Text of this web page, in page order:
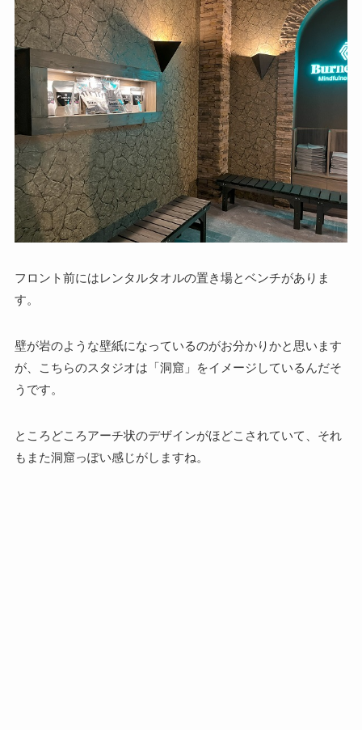
フロント前にはレンタルタオルの置き場とベンチがありま
す。
壁が岩のような壁紙になっているのがお分かりかと思います
が、こちらのスタジオは「洞窟」をイメージしているんだそ
うです。
ところどころアーチ状のデザインがほどこされていて、それ
もまた洞窟っぽい感じがしますね。